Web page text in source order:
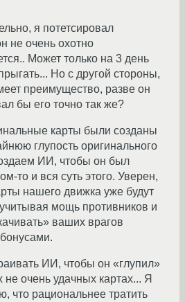
я потетсировал
не очень охотно
Может только на 3 день
Но с другой стороны,
преимущество, разве он
бы его точно так же?
карты были созданы
глупость оригинального
ИИ, чтобы он был
то и вся суть этого. Уверен,
нашего движка уже будут
мощь противников и
ваших врагов
ИИ, чтобы он «глупил»
не очень удачных картах... Я
что рациональнее тратить